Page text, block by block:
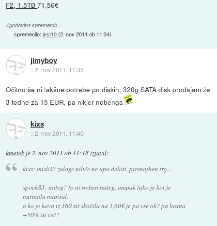
F2, 1.5TB71,56€
Zgodovina sprememb…
spremenilo:jest10(2. nov 2011 ob 11:34)
jimyboy
::2. nov 2011, 11:35
Očitno še ni takšne potrebe po diskih, 320g SATA disk prodajam že
3 tedne za 15 EUR, pa nikjer nobenga
kixs
::2. nov 2011, 11:40
kmetek je2. nov 2011 ob 11:18izjavil:
kixs: misliš? zaloge nihče ne upa delati, premajhen trg...
spock83: nateg? to ni noben nateg, ampak tako je kot je
nurmaln napisal.
a ko je kava iz 160 sit skočila na 1,60€ je pa vse ok? pa hrana
+50% in več?